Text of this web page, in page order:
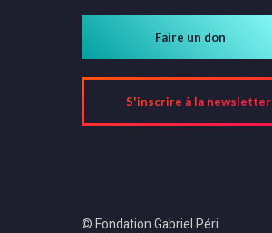
Faire un don
S'inscrire à la newsletter
© Fondation Gabriel Péri